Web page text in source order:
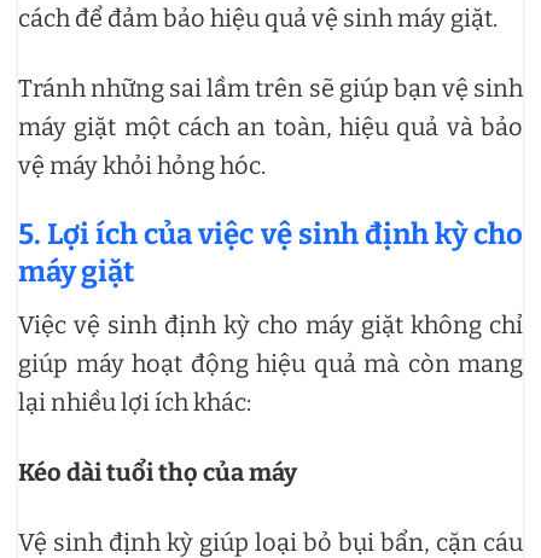
cách để đảm bảo hiệu quả vệ sinh máy giặt.
Tránh những sai lầm trên sẽ giúp bạn vệ sinh
máy giặt một cách an toàn, hiệu quả và bảo
vệ máy khỏi hỏng hóc.
5. Lợi ích của việc vệ sinh định kỳ cho
máy giặt
Việc vệ sinh định kỳ cho máy giặt không chỉ
giúp máy hoạt động hiệu quả mà còn mang
lại nhiều lợi ích khác:
Kéo dài tuổi thọ của máy
Vệ sinh định kỳ giúp loại bỏ bụi bẩn, cặn cáu